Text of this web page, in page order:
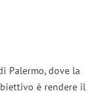
Palermo, dove la
è rendere il